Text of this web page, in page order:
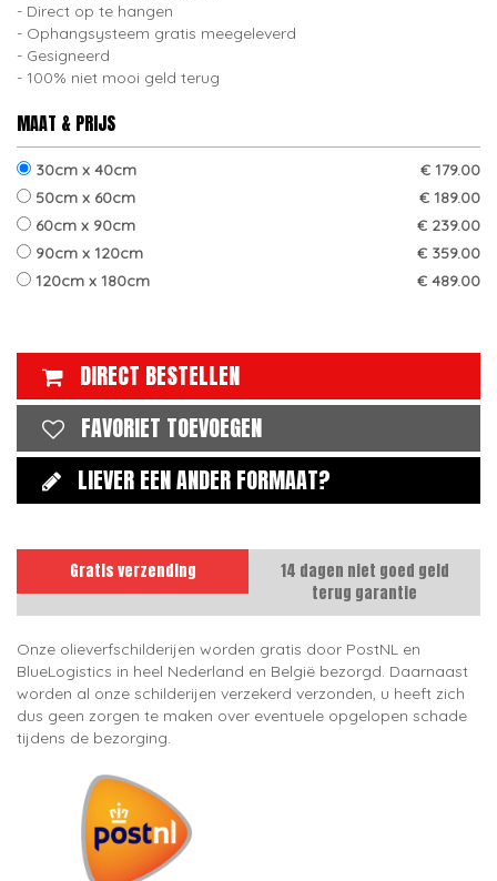
Direct op te hangen
Ophangsysteem gratis meegeleverd
Gesigneerd
100% niet mooi geld terug
MAAT & PRIJS
30cm x 40cm
€ 179.00
50cm x 60cm
€ 189.00
60cm x 90cm
€ 239.00
90cm x 120cm
€ 359.00
120cm x 180cm
€ 489.00
DIRECT BESTELLEN
FAVORIET TOEVOEGEN
LIEVER EEN ANDER FORMAAT?
Gratis verzending
14 dagen niet goed geld
terug garantie
Onze olieverfschilderijen worden gratis door PostNL en
BlueLogistics in heel Nederland en België bezorgd. Daarnaast
worden al onze schilderijen verzekerd verzonden, u heeft zich
dus geen zorgen te maken over eventuele opgelopen schade
tijdens de bezorging.